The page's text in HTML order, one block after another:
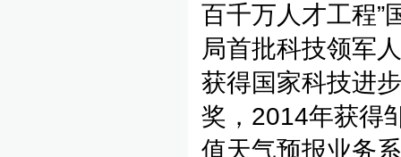
百千万人才工程”
局首批科技领军
获得国家科技进
奖，2014年获得
值天气预报业务